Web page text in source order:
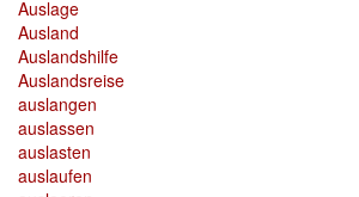
Auslage
Ausland
Auslandshilfe
Auslandsreise
auslangen
auslassen
auslasten
auslaufen